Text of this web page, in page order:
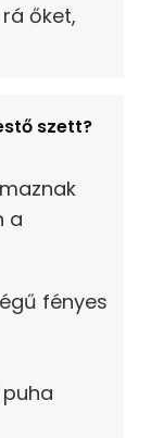
őket,
szett?
a
fényes